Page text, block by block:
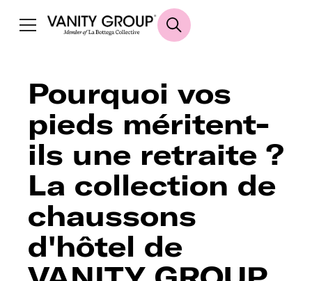
Pourquoi vos
pieds méritent-
ils une retraite ?
La collection de
chaussons
d'hôtel de